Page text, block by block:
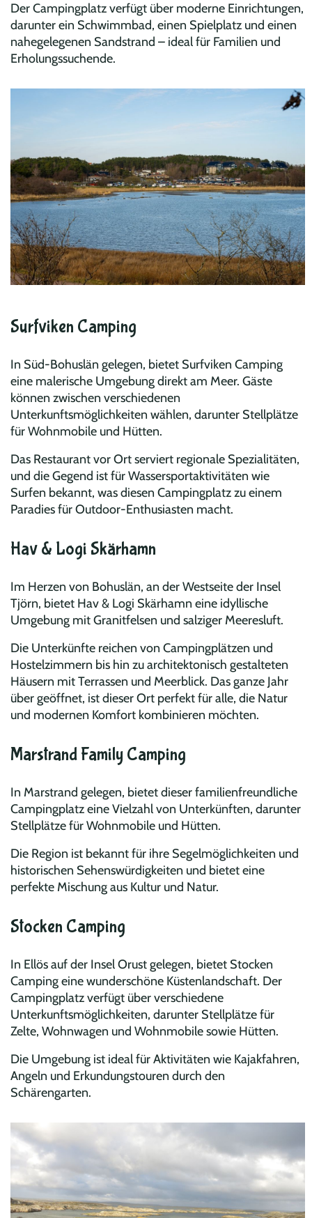
Der Campingplatz verfügt über moderne Einrichtungen,
darunter ein Schwimmbad, einen Spielplatz und einen
nahegelegenen Sandstrand – ideal für Familien und
Erholungssuchende.
Surfviken Camping
In Süd-Bohuslän gelegen, bietet Surfviken Camping
eine malerische Umgebung direkt am Meer. Gäste
können zwischen verschiedenen
Unterkunftsmöglichkeiten wählen, darunter Stellplätze
für Wohnmobile und Hütten.
Das Restaurant vor Ort serviert regionale Spezialitäten,
und die Gegend ist für Wassersportaktivitäten wie
Surfen bekannt, was diesen Campingplatz zu einem
Paradies für Outdoor-Enthusiasten macht.
Hav & Logi Skärhamn
Im Herzen von Bohuslän, an der Westseite der Insel
Tjörn, bietet Hav & Logi Skärhamn eine idyllische
Umgebung mit Granitfelsen und salziger Meeresluft.
Die Unterkünfte reichen von Campingplätzen und
Hostelzimmern bis hin zu architektonisch gestalteten
Häusern mit Terrassen und Meerblick. Das ganze Jahr
über geöffnet, ist dieser Ort perfekt für alle, die Natur
und modernen Komfort kombinieren möchten.
Marstrand Family Camping
In Marstrand gelegen, bietet dieser familienfreundliche
Campingplatz eine Vielzahl von Unterkünften, darunter
Stellplätze für Wohnmobile und Hütten.
Die Region ist bekannt für ihre Segelmöglichkeiten und
historischen Sehenswürdigkeiten und bietet eine
perfekte Mischung aus Kultur und Natur.
Stocken Camping
In Ellös auf der Insel Orust gelegen, bietet Stocken
Camping eine wunderschöne Küstenlandschaft. Der
Campingplatz verfügt über verschiedene
Unterkunftsmöglichkeiten, darunter Stellplätze für
Zelte, Wohnwagen und Wohnmobile sowie Hütten.
Die Umgebung ist ideal für Aktivitäten wie Kajakfahren,
Angeln und Erkundungstouren durch den
Schärengarten.